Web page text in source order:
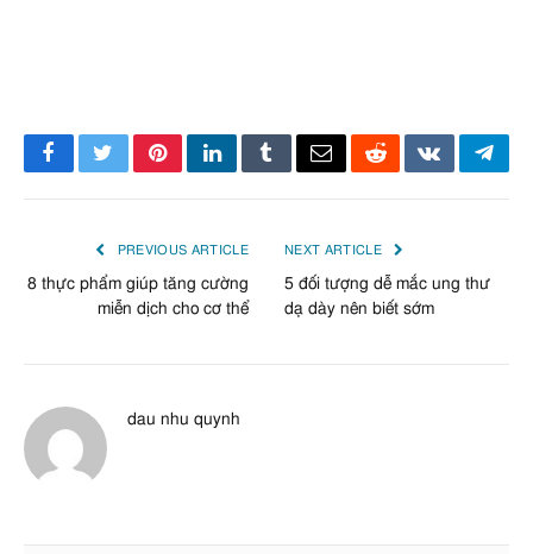
Facebook
TwitterPinterestLinkedInTumblrEmailRedditVKontakte
PREVIOUS ARTICLE
8 thực phẩm giúp tăng cường
miễn dịch cho cơ thể
NEXT ARTICLE
5 đối tượng dễ mắc ung thư
dạ dày nên biết sớm
dau nhu quynh